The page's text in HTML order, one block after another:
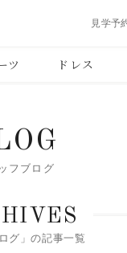
見学予
ツ ドレス
フブログ
グ」の記事一覧